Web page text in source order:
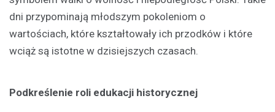
dni przypominają młodszym pokoleniom o
wartościach, które kształtowały ich przodków i które
wciąż są istotne w dzisiejszych czasach.
Podkreślenie roli edukacji historycznej